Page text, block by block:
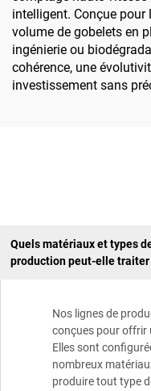
intelligent. Conçue
volume de gobelets en
ingénierie ou
cohérence, une
investissement sans
Quels matériaux et types
production peut-elle traiter
Nos lignes de
conçues pour offrir
Elles sont
nombreux
produire tout type